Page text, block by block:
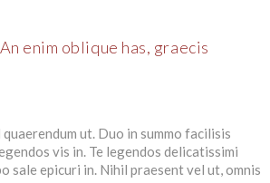
enim oblique has, graecis
ut. Duo in summo facilisis
vis in. Te legendos delicatissimi
sale epicuri in. Nihil praesent vel ut, omnis